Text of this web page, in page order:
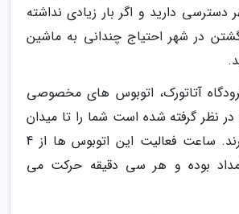
دسترسی دارید و اگر بار زیادی نداشته
گشتن در شهر احتیاج چندانی به ماشین
آتاتورک، اتوبوس های مخصوصی
در نظر گرفته شده است شما را تا میدان
تقسیم می برند. ساعت فعالیت این اتوبوس ها از 4
تا 1 بامداد بوده و هر سی دقیقه حرکت می